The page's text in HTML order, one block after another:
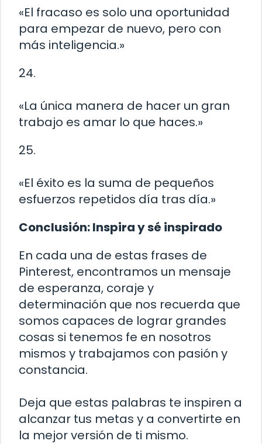
«El fracaso es solo una oportunidad
para empezar de nuevo, pero con
más inteligencia.»
24.
«La única manera de hacer un gran
trabajo es amar lo que haces.»
25.
«El éxito es la suma de pequeños
esfuerzos repetidos día tras día.»
Conclusión: Inspira y sé inspirado
En cada una de estas frases de
Pinterest, encontramos un mensaje
de esperanza, coraje y
determinación que nos recuerda que
somos capaces de lograr grandes
cosas si tenemos fe en nosotros
mismos y trabajamos con pasión y
constancia.
Deja que estas palabras te inspiren a
alcanzar tus metas y a convertirte en
la mejor versión de ti mismo.